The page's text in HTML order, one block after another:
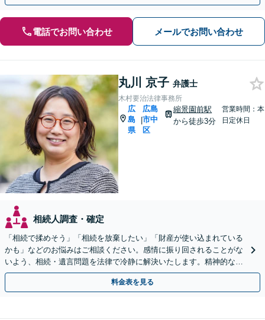
電話でお問い合わせ メールでお問い合わせ
丸川 京子 弁護士
木村要治法律事務所
広
島
県
|
広島
市中
区
縮景園前駅
から徒歩3分
営業時間：本
日定休日
相続人調査・確定
「相続で揉めそう」「相続を放棄したい」「財産が使い込まれている
かも」などのお悩みはご相談ください。感情に振り回されることがな
いよう、相続・遺言問題を法律で冷静に解決いたします。精神的な負
担を軽減し、不利にならない主張をサポートいたします。
料金表を見る